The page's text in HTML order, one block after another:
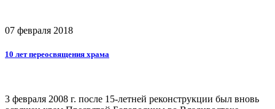
07 февраля 2018
10 лет переосвящения храма
3 февраля 2008 г. после 15-летней реконструкции был вновь